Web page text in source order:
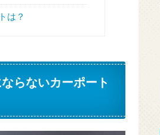
は？
らないカーポート